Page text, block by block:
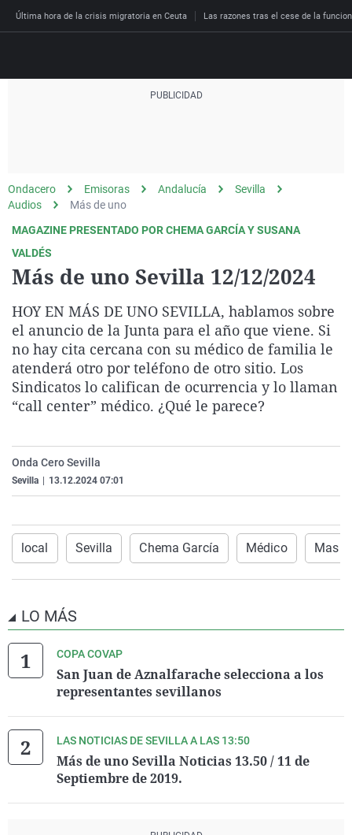
Última hora de la crisis migratoria en Ceuta Las razones tras el cese de la
Julia en la onda
Radioestadio
Radioestadio noche
El colegio invisible
La rosa de los vientos
Gente viajera
Expedientes del más
Invisibles
Prohibido morirse
Esto no ha pasado
Caso
Retornados
Operación Viuda
España
Baleares
Cataluña
Comunidad de Madrid
Comunitat Valenciana
Extremadura
Galicia
Navarra
Economía
Deportes
Tenis
El tiempo
Salud
Ciencia y Tecnología
Gastronomía
Medio ambiente
Virales
Televisión
Ondacero Emisoras Andalucía
Sevilla
Audios
Más de uno
MAGAZINE PRESENTADO POR CHEMA GARCÍA Y SUSANA
VALDÉS
Más de uno Sevilla 12/12/2024
HOY EN MÁS DE UNO SEVILLA, hablamos sobre
el anuncio de la Junta para el año que viene. Si
no hay cita cercana con su médico de familia le
atenderá otro por teléfono de otro sitio. Los
Sindicatos lo califican de ocurrencia y lo llaman
“call center” médico. ¿Qué le parece?
Onda Cero Sevilla
Sevilla 13.12.2024 07:01
local Sevilla Chema García Médico Mas
LO MÁS
COPA COVAP
San Juan de Aznalfarache selecciona a los
representantes sevillanos
LAS NOTICIAS DE SEVILLA A LAS 13:50
Más de uno Sevilla Noticias 13.50 / 11 de
Septiembre de 2019.